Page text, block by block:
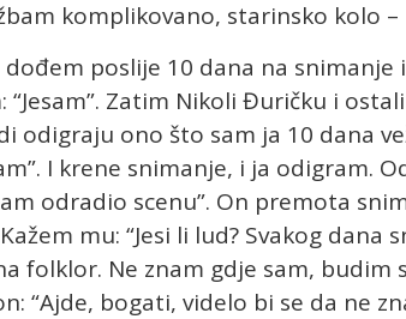
komplikovano, starinsko kolo
dođem poslije 10 dana na snimanje
“Jesam”. Zatim Nikoli Đuričku i
odigraju ono što sam ja 10 dana
I krene snimanje, i ja odigram.
odradio scenu”. On premota
mu: “Jesi li lud? Svakog
folklor. Ne znam gdje sam, budim
“Ajde, bogati, videlo bi se da ne